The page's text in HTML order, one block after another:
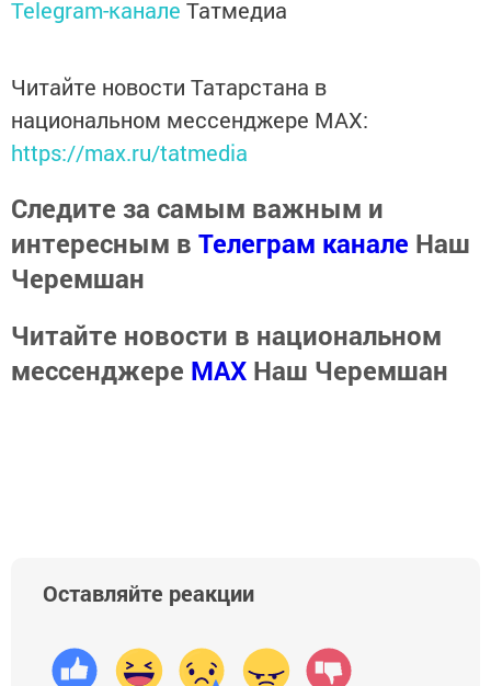
Telegram-канале Татмедиа
Читайте новости Татарстана в
национальном мессенджере MАХ:
https://max.ru/tatmedia
Следите за самым важным и
интересным в Телеграм канале Наш
Черемшан
Читайте новости в национальном
мессенджере MАХ Наш Черемшан
Оставляйте реакции